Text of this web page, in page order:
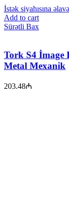
İstək siyahısına
Add to cart
Sürətli Bax
Tork S4 İmage
Metal Mexanik
203.48₼